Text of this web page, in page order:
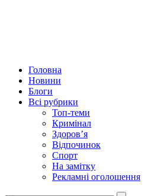
Головна
Новини
Блоги
Всі рубрики
Топ-теми
Кримінал
Здоров’я
Відпочинок
Спорт
На замітку
Рекламні оголошення